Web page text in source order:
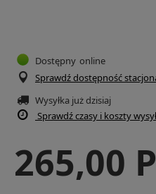
Dostępny online
Sprawdź dostępność
Wysyłka jużdzisiaj
Sprawdź czasy i koszty
265,00